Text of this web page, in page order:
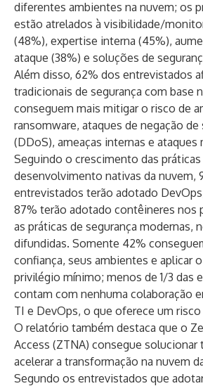
diferentes ambientes na nuvem; os
estão atrelados à visibilidade/
(48%), expertise interna (45%),
ataque (38%) e soluções de
Além disso, 62% dos entrevistados
tradicionais de segurança com base
conseguem mais mitigar o risco de
ransomware, ataques de negação
(DDoS), ameaças internas e
Seguindo o crescimento das práticas
desenvolvimento nativas da nuvem,
entrevistados terão adotado
87% terão adotado contêineres nos
as práticas de segurança modernas,
difundidas. Somente 42%
confiança, seus ambientes e aplicar
privilégio mínimo; menos de 1/3 das
contam com nenhuma colaboração
TI e DevOps, o que oferece um risco
O relatório também destaca que o
Access (ZTNA) consegue solucionar
acelerar a transformação na nuvem
Segundo os entrevistados que